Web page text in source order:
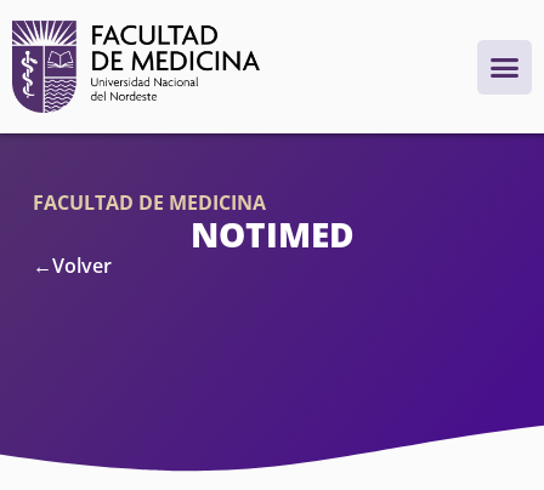
FACULTAD DE MEDICINA
NOTIMED
←Volver